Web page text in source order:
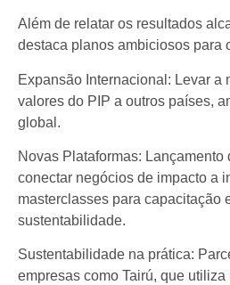
Além de relatar os resultados
destaca planos ambiciosos para
Expansão Internacional: Levar a
valores do PIP a outros países,
global.
Novas Plataformas: Lançamento
conectar negócios de impacto a
masterclasses para capacitação
sustentabilidade.
Sustentabilidade na prática:
empresas como Tairú, que